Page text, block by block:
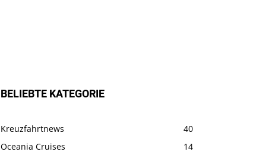
BELIEBTE KATEGORIE
Kreuzfahrtnews
40
Oceania Cruises
14